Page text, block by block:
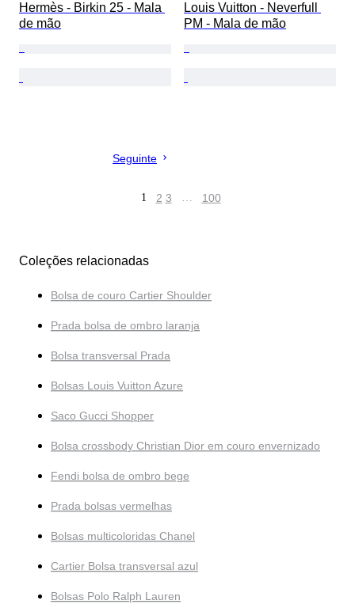
Hermès - Birkin 25 - Mala
de mão
Louis Vuitton - Neverfull
PM - Mala de mão
Seguinte
1 2 3 … 100
Coleções relacionadas
Bolsa de couro Cartier Shoulder
Prada bolsa de ombro laranja
Bolsa transversal Prada
Bolsas Louis Vuitton Azure
Saco Gucci Shopper
Bolsa crossbody Christian Dior em couro envernizado
Fendi bolsa de ombro bege
Prada bolsas vermelhas
Bolsas multicoloridas Chanel
Cartier Bolsa transversal azul
Bolsas Polo Ralph Lauren